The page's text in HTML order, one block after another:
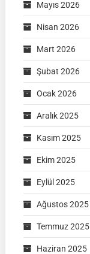
Mayıs 2026
Nisan 2026
Mart 2026
Şubat 2026
Ocak 2026
Aralık 2025
Kasım 2025
Ekim 2025
Eylül 2025
Ağustos 2025
Temmuz 2025
Haziran 2025